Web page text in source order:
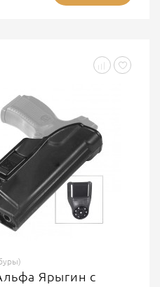
Ярыгин с